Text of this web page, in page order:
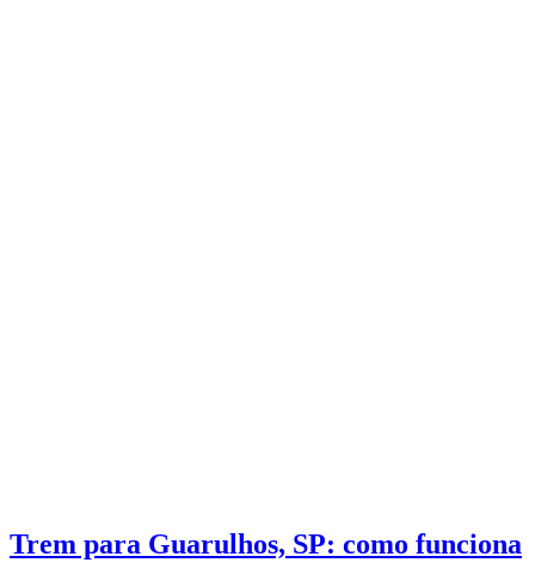
Trem para Guarulhos, SP: como funciona